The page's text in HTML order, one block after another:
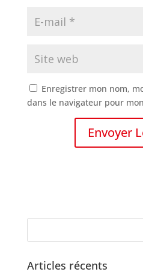
Enregistrer mon nom,
dans le navigateur pour
Articles récents